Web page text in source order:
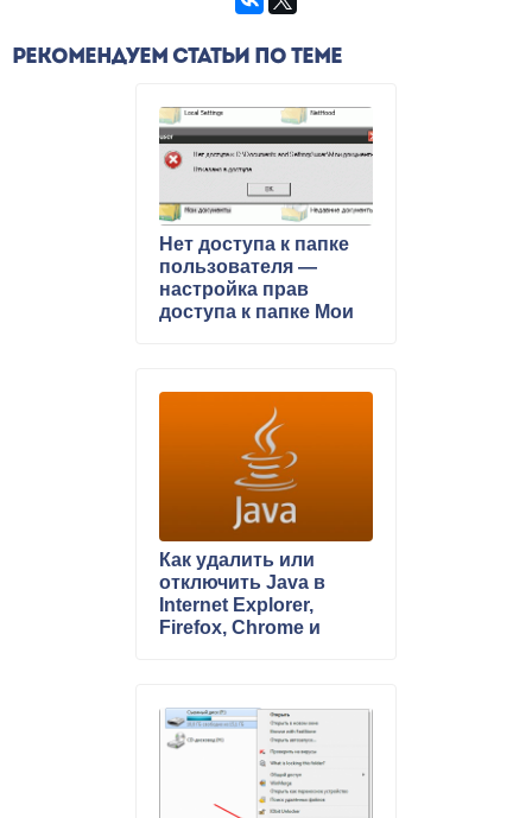
РЕКОМЕНДУЕМ СТАТЬИ ПО ТЕМЕ
Нет доступа к папке
пользователя —
настройка прав
доступа к папке Мои
Как удалить или
отключить Java в
Internet Explorer,
Firefox, Chrome и